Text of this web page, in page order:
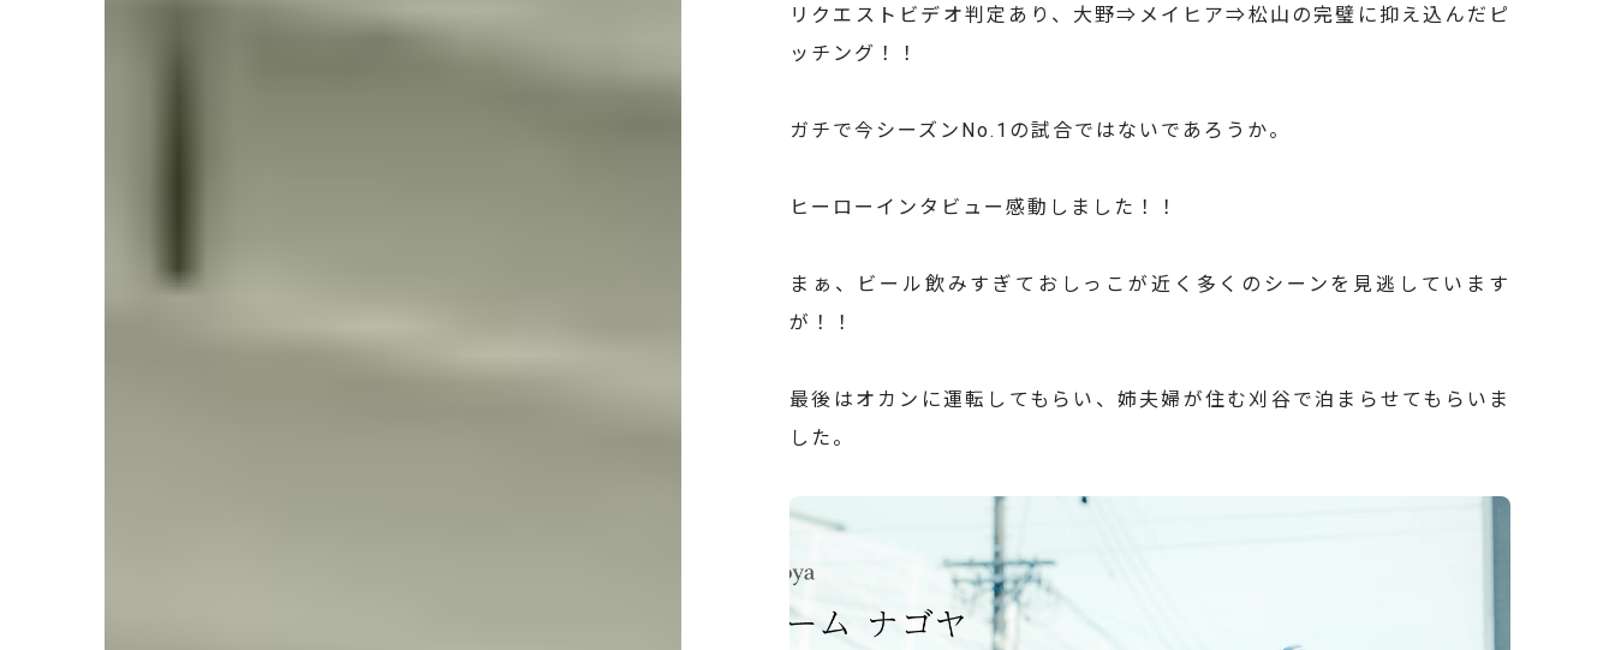
リクエストビデオ判定あり、大野⇒メイヒア⇒松山の完璧に抑え込んだピ
ッチング！！
ガチで今シーズンNo.1の試合ではないであろうか。
ヒーローインタビュー感動しました！！
まぁ、ビール飲みすぎておしっこが近く多くのシーンを見逃しています
が！！
最後はオカンに運転してもらい、姉夫婦が住む刈谷で泊まらせてもらいま
した。